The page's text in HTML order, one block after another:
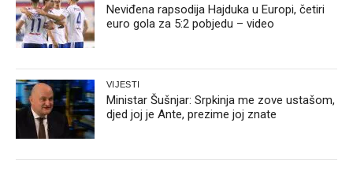
Neviđena rapsodija Hajduka u Europi, četiri
euro gola za 5:2 pobjedu – video
VIJESTI
Ministar Šušnjar: Srpkinja me zove ustašom,
djed joj je Ante, prezime joj znate